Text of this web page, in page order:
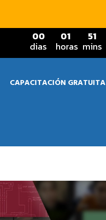
00
dias
01
horas
51
mins
CAPACITACIÓN GRATUITA